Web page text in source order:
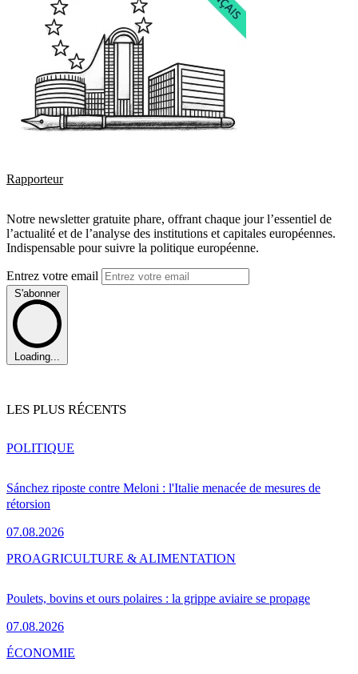
Rapporteur
Notre newsletter gratuite phare, offrant chaque jour l’essentiel de
l’actualité et de l’analyse des institutions et capitales européennes.
Indispensable pour suivre la politique européenne.
Entrez votre email
S'abonner
Loading...
LES PLUS RÉCENTS
Sánchez riposte contre Meloni : l'Italie menacée de mesures de
rétorsion
07.08.2026
POLITIQUE
Poulets, bovins et ours polaires : la grippe aviaire se propage
07.08.2026
PROAGRICULTURE & ALIMENTATION
ÉCONOMIE